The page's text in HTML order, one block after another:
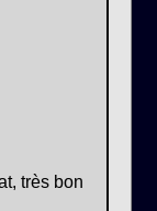
très bon